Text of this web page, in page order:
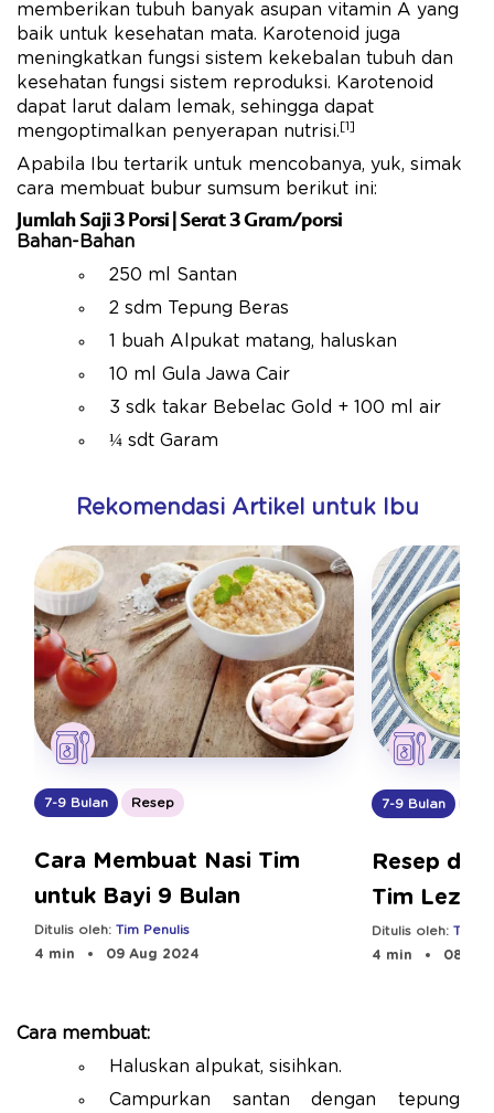
memberikan tubuh banyak asupan vitamin A yang
baik untuk kesehatan mata. Karotenoid juga
meningkatkan fungsi sistem kekebalan tubuh dan
kesehatan fungsi sistem reproduksi. Karotenoid
dapat larut dalam lemak, sehingga dapat
mengoptimalkan penyerapan nutrisi. [1]
Apabila Ibu tertarik untuk mencobanya, yuk, simak
cara membuat bubur sumsum berikut ini:
Jumlah Saji 3 Porsi | Serat 3 Gram/porsi
Bahan-Bahan
250 ml Santan
2 sdm Tepung Beras
1 buah Alpukat matang, haluskan
10 ml Gula Jawa Cair
3 sdk takar Bebelac Gold + 100 ml air
¼ sdt Garam
Rekomendasi Artikel untuk Ibu
7-9 Bulan Resep
Cara Membuat Nasi Tim
untuk Bayi 9 Bulan
Ditulis oleh: Tim Penulis
4 min
09 Aug 2024
7-9 Bulan
Resep
Tim Lezat
Ditulis oleh: Tim
4 min
08
Cara membuat:
Haluskan alpukat, sisihkan.
Campurkan santan dengan tepung